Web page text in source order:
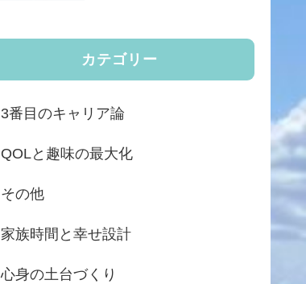
カテゴリー
3番目のキャリア論
QOLと趣味の最大化
その他
家族時間と幸せ設計
心身の土台づくり